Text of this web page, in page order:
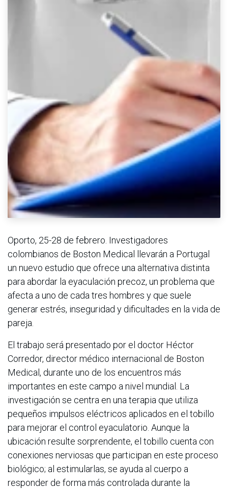
Oporto, 25-28 de febrero. Investigadores
colombianos de Boston Medical llevarán a Portugal
un nuevo estudio que ofrece una alternativa distinta
para abordar la eyaculación precoz, un problema que
afecta a uno de cada tres hombres y que suele
generar estrés, inseguridad y dificultades en la vida de
pareja.
El trabajo será presentado por el doctor Héctor
Corredor, director médico internacional de Boston
Medical, durante uno de los encuentros más
importantes en este campo a nivel mundial. La
investigación se centra en una terapia que utiliza
pequeños impulsos eléctricos aplicados en el tobillo
para mejorar el control eyaculatorio. Aunque la
ubicación resulte sorprendente, el tobillo cuenta con
conexiones nerviosas que participan en este proceso
biológico; al estimularlas, se ayuda al cuerpo a
responder de forma más controlada durante la